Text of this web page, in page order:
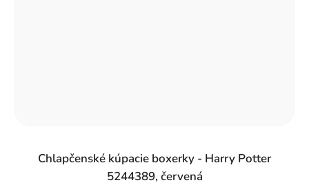
Chlapčenské kúpacie boxerky - Harry Potter
5244389, červená